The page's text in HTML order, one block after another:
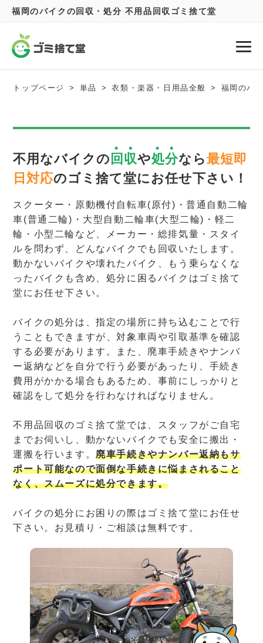
福岡のバイクの回収・処分 不用品回収ゴミ捨て堂
トップページ 単品 衣類・楽器・日用品全般 福岡のバ
不用なバイクの 回収や処分なら最短即
日対応のゴミ捨て堂にお任せ下さい！
スクーター・原動機付自転車(原付)・普通自動二輪
車(普通二輪)・大型自動二輪車(大型二輪)・軽二
輪・小型二輪など、メーカー・総排気量・スタイ
ルを問わず、どんなバイクでも回収いたします。
動かないバイクや壊れたバイク、もう乗らなくな
ったバイクも含め、処分に困るバイクはゴミ捨て
堂にお任せ下さい。
バイクの処分は、指定の場所に持ち込むことで行
うこともできますが、対象車両や引取基準を確認
する必要があります。また、廃車手続きやナンバ
ー返納などを自分で行う必要があったり、手続き
費用がかかる場合もあるため、事前にしっかりと
確認をして処分を行わなければなりません。
不用品回収のゴミ捨て堂では、スタッフがご自宅
までお伺いし、動かないバイクでも安全に搬出・
運搬を行います。廃車手続きやナンバー返納もサ
ポート可能なので面倒な手続きに悩まされること
なく、スムーズに処分できます。
バイクの処分にお困りの際はゴミ捨て堂にお任せ
下さい。お見積り・ご相談は無料です。